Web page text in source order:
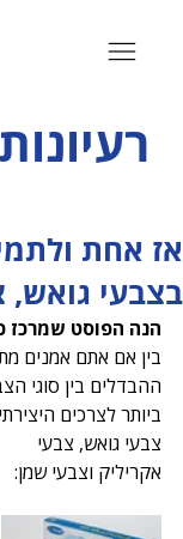
אז אחת
בצבעי גואש,
הנה הפוסט שמרכז
בין אם אתם אמנים
ההבדלים בין סוגי
ביותר לצרכים
צבעי גואש, צבעי
אקריליק וצבעי שמן: